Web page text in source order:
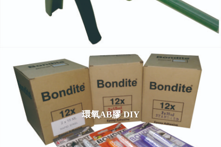
環氧AB膠 DIY